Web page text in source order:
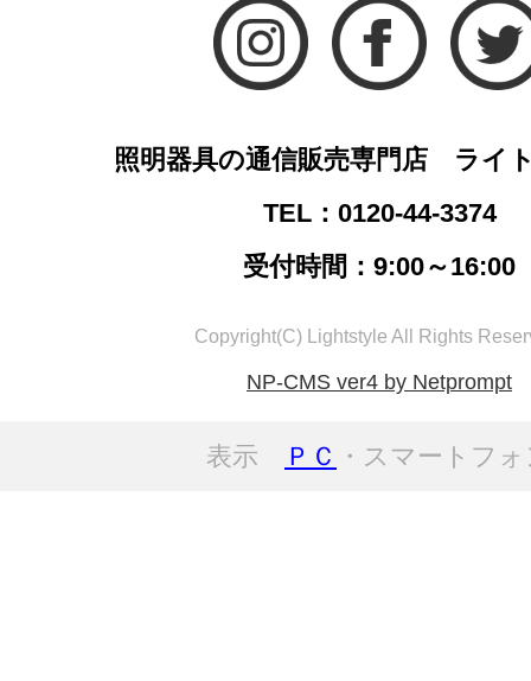
照明器具の通信販売専門店 ライ
TEL：0120-44-3374
受付時間：9:00～16:00
Copyright(C) Lightstyle All Rights
NP-CMS ver4 by Netprompt
表示 ＰＣ ・スマートフ